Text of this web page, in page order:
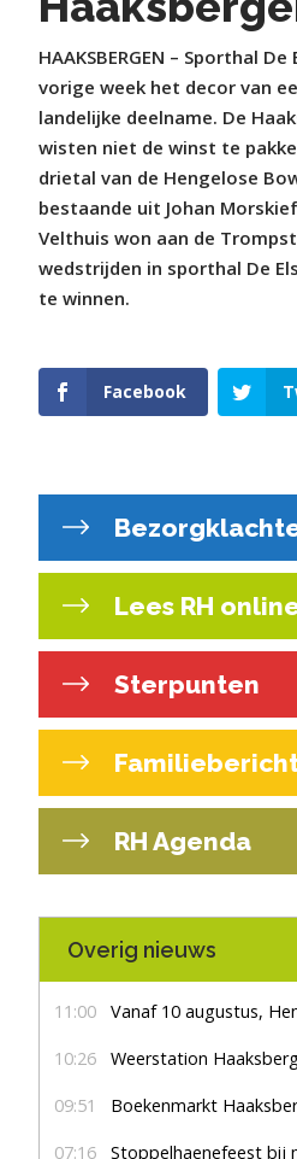
HAAKSBERGEN – Sporthal
vorige week het decor van
landelijke deelname. De
wisten niet de winst te
drietal van de Hengelose
bestaande uit Johan
Velthuis won aan de
wedstrijden in sporthal De
te winnen.
Facebook
Lees RH
Sterpunten
RH Agenda
Overig nieuws
11:00 Vanaf 10 augustus, Hengelosestraat
10:26 Weerstation Haaksbergen:
09:51 Boekenmarkt Haaksbergen zaterdag
07:16 Stoppelhaenefeest bij